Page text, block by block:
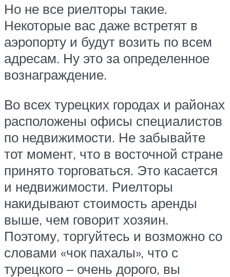
Но не все риелторы такие.
Некоторые вас даже встретят в
аэропорту и будут возить по всем
адресам. Ну это за определенное
вознаграждение.
Во всех турецких городах и районах
расположены офисы специалистов
по недвижимости. Не забывайте
тот момент, что в восточной стране
принято торговаться. Это касается
и недвижимости. Риелторы
накидывают стоимость аренды
выше, чем говорит хозяин.
Поэтому, торгуйтесь и возможно со
словами «чок пахалы», что с
турецкого – очень дорого, вы